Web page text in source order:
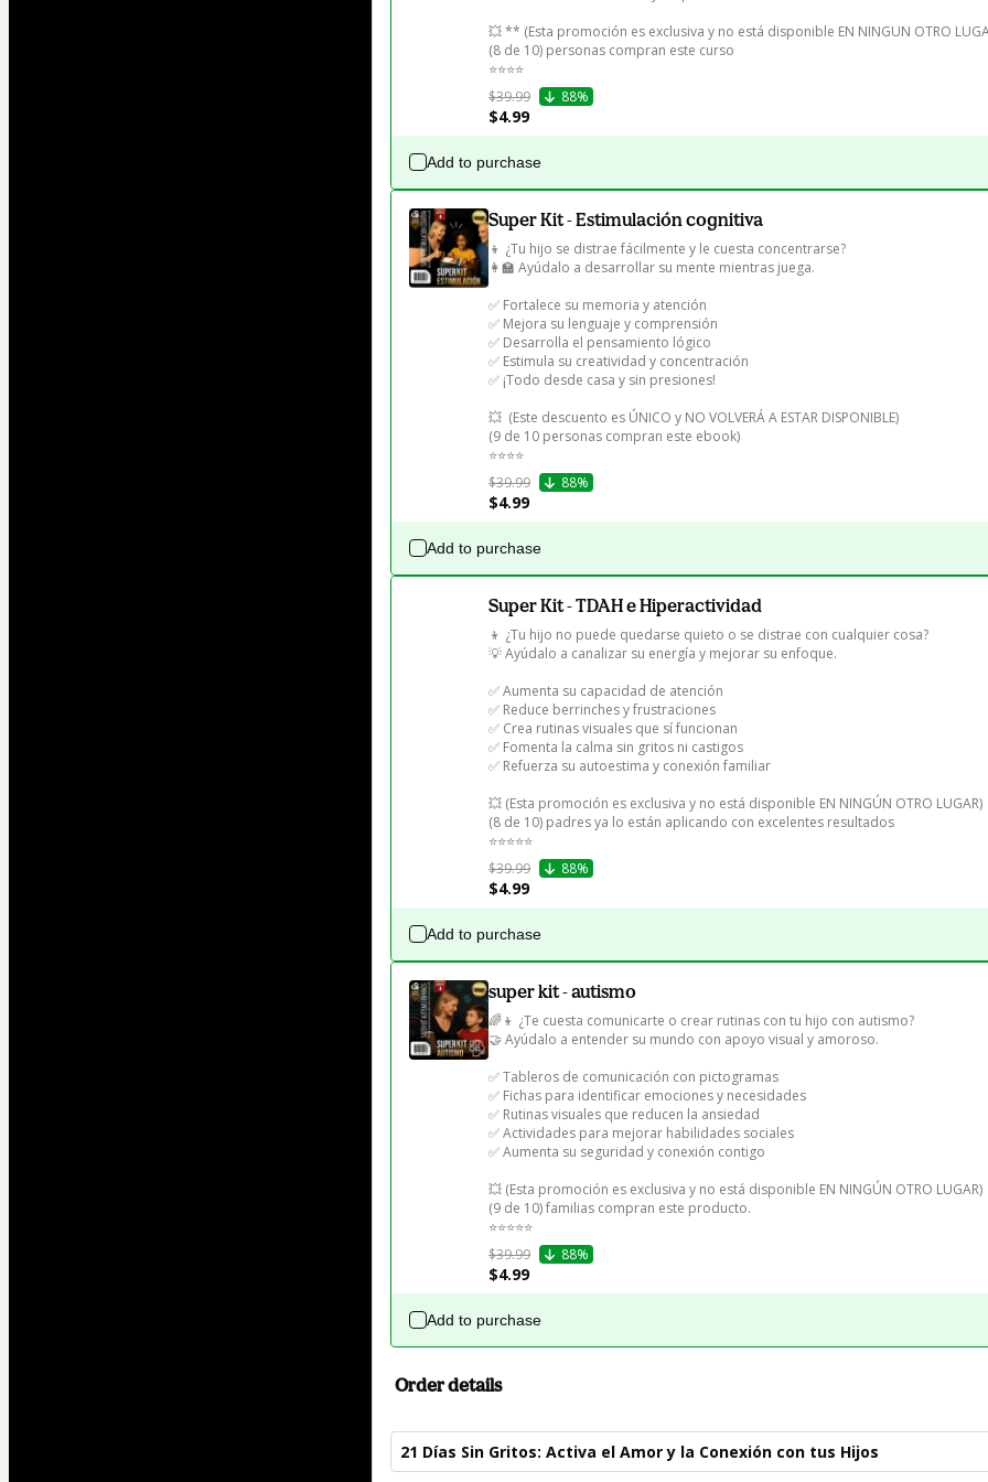
💥 ** (Esta promoción es exclusiva y no está disponible EN NINGUN OTRO
(8 de 10) personas compran este curso
⭐⭐⭐⭐
$39.99
88%
$4.99
Add to purchase
Super Kit - Estimulación cognitiva
👦 ¿Tu hijo se distrae fácilmente y le cuesta concentrarse?
👩‍🏫 Ayúdalo a desarrollar su mente mientras juega.
✅ Fortalece su memoria y atención
✅ Mejora su lenguaje y comprensión
✅ Desarrolla el pensamiento lógico
✅ Estimula su creatividad y concentración
✅ ¡Todo desde casa y sin presiones!
💥  (Este descuento es ÚNICO y NO VOLVERÁ A ESTAR DISPONIBLE)
(9 de 10 personas compran este ebook)
⭐⭐⭐⭐
$39.99
88%
$4.99
Add to purchase
Super Kit - TDAH e Hiperactividad
👦 ¿Tu hijo no puede quedarse quieto o se distrae con cualquier cosa?
💡 Ayúdalo a canalizar su energía y mejorar su enfoque.
✅ Aumenta su capacidad de atención
✅ Reduce berrinches y frustraciones
✅ Crea rutinas visuales que sí funcionan
✅ Fomenta la calma sin gritos ni castigos
✅ Refuerza su autoestima y conexión familiar
💥 (Esta promoción es exclusiva y no está disponible EN NINGÚN OTRO LUGAR)
(8 de 10) padres ya lo están aplicando con excelentes resultados
⭐️⭐️⭐️⭐️⭐️
$39.99
88%
$4.99
Add to purchase
super kit - autismo
🌈👦 ¿Te cuesta comunicarte o crear rutinas con tu hijo con autismo?
🤝 Ayúdalo a entender su mundo con apoyo visual y amoroso.
✅ Tableros de comunicación con pictogramas
✅ Fichas para identificar emociones y necesidades
✅ Rutinas visuales que reducen la ansiedad
✅ Actividades para mejorar habilidades sociales
✅ Aumenta su seguridad y conexión contigo
💥 (Esta promoción es exclusiva y no está disponible EN NINGÚN OTRO LUGAR)
(9 de 10) familias compran este producto.
⭐️⭐️⭐️⭐️⭐️
$39.99
88%
$4.99
Add to purchase
Order details
21 Días Sin Gritos: Activa el Amor y la Conexión con tus Hijos